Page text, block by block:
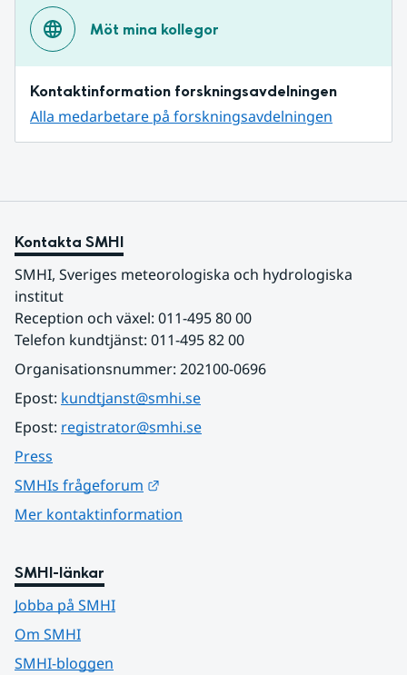
Möt mina kollegor
Kontaktinformation forskningsavdelningen
Alla medarbetare på forskningsavdelningen
Kontakta SMHI
SMHI, Sveriges meteorologiska och hydrologiska
institut
Reception och växel: 011-495 80 00
Telefon kundtjänst: 011-495 82 00
Organisationsnummer: 202100-0696
Epost: kundtjanst@smhi.se
Epost: registrator@smhi.se
Press
SMHIs frågeforum
Mer kontaktinformation
SMHI-länkar
Jobba på SMHI
Om SMHI
SMHI-bloggen